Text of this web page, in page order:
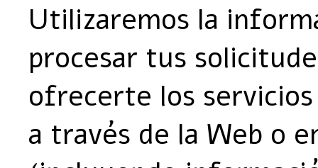
Utilizaremos la
procesar tus
ofrecerte los
a través de la Web o